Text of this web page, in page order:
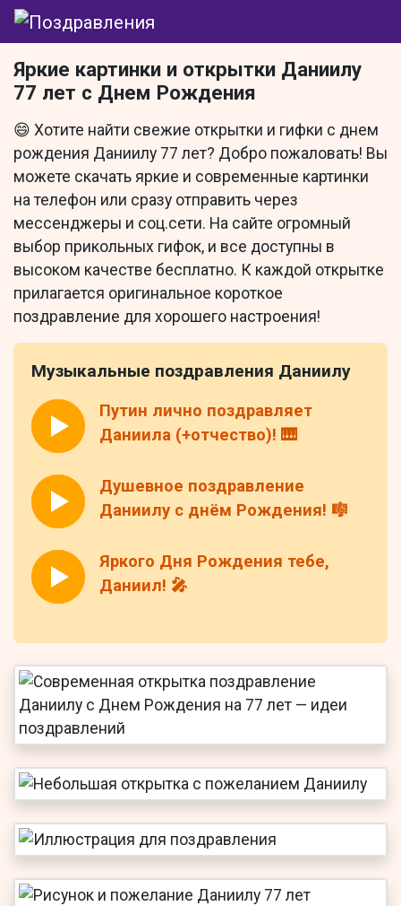
Яркие картинки и открытки Даниилу
77 лет с Днем Рождения
😄 Хотите найти свежие открытки и гифки с днем
рождения Даниилу 77 лет? Добро пожаловать! Вы
можете скачать яркие и современные картинки
на телефон или сразу отправить через
мессенджеры и соц.сети. На сайте огромный
выбор прикольных гифок, и все доступны в
высоком качестве бесплатно. К каждой открытке
прилагается оригинальное короткое
поздравление для хорошего настроения!
Музыкальные поздравления Даниилу
Путин лично поздравляет
Даниила (+отчество)! 🎹
Душевное поздравление
Даниилу с днём Рождения! 🎼
Яркого Дня Рождения тебе,
Даниил! 🎤